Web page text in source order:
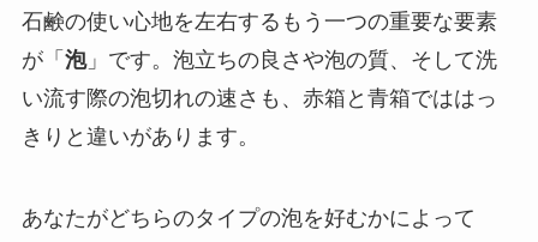
石鹸の使い心地を左右するもう一つの重要な要素
が「 泡」です。泡立ちの良さや泡の質、そして洗
い流す際の泡切れの速さも、赤箱と青箱でははっ
きりと違いがあります。
あなたがどちらのタイプの泡を好むかによって